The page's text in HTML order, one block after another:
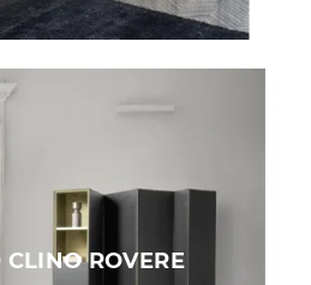
ROVERE